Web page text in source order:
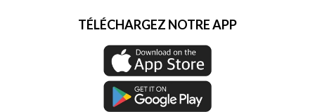
TÉLÉCHARGEZ NOTRE APP